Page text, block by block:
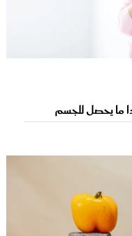
ما يحصل للجسم